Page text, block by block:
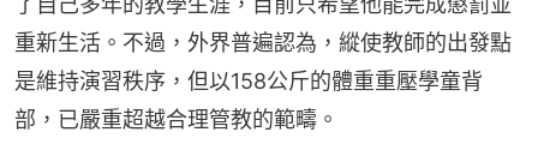
重新生活。不過，外界普遍認為，縱使教師的出發點
是維持演習秩序，但以158公斤的體重重壓學童背
部，已嚴重超越合理管教的範疇。